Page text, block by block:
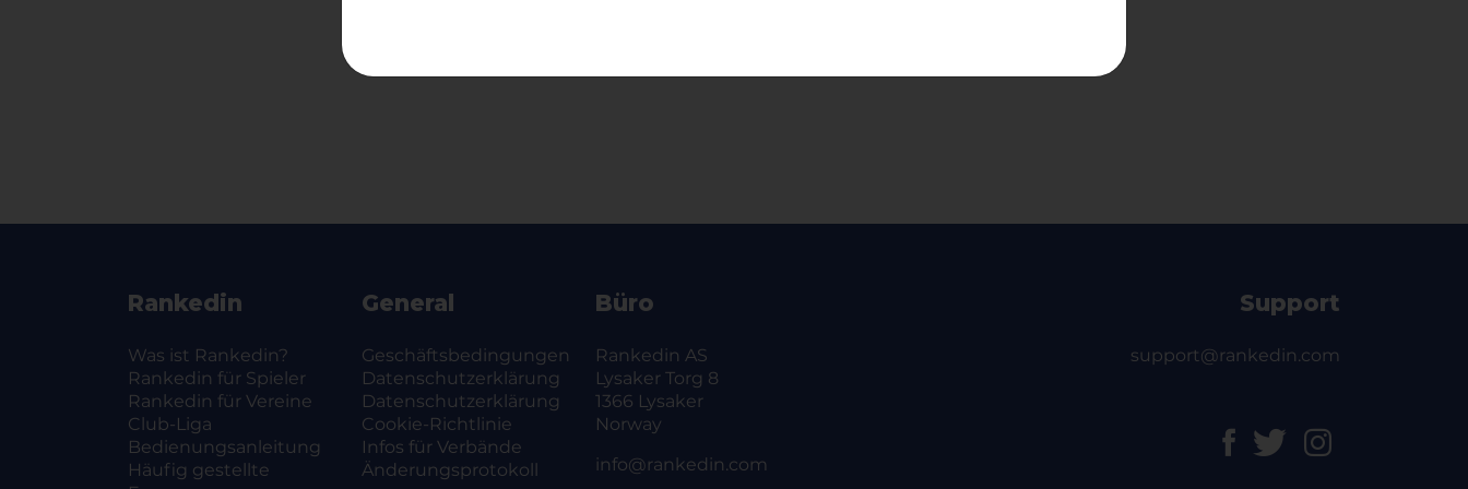
Rankedin
Was ist Rankedin?
Rankedin für Spieler
Rankedin für Vereine
Club-Liga
Bedienungsanleitung
Häufig gestellte
General
Geschäftsbedingungen
Datenschutzerklärung
Datenschutzerklärung
Cookie-Richtlinie
Infos für Verbände
Änderungsprotokoll
Büro
Rankedin AS
Lysaker Torg 8
1366 Lysaker
Norway
info@rankedin.com
Support
support@rankedin.com